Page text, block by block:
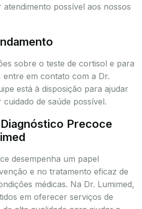
possível aos nossos
sobre o teste de cortisol e para
entre em contato com a Dr.
está à disposição para ajudar
de saúde possível.
Precoce
desempenha um papel
e no tratamento eficaz de
médicas. Na Dr. Lumimed,
em oferecer serviços de